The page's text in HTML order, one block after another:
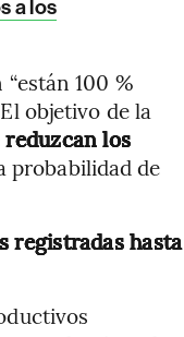
a los
100 %
objetivo de la
reduzcan los
probabilidad de
registradas hasta